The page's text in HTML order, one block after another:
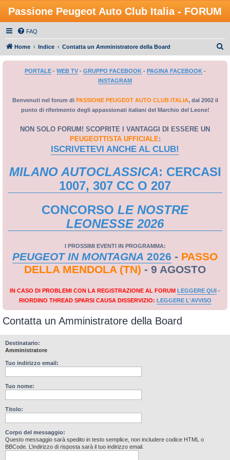
Passione Peugeot Auto Club Italia - FORUM
FAQ
Home Indice Contatta un Amministratore della Board
PORTALE- WEB TV- GRUPPO FACEBOOK- PAGINA FACEBOOK-
INSTAGRAM
Benvenuti nel forum di PASSIONE PEUGEOT AUTO CLUB ITALIA, dal 2002 il
punto di riferimento degli appassionati italiani del Marchio del Leone!
NON SOLO FORUM! SCOPRITE I VANTAGGI DI ESSERE UN
PEUGEOTTISTA UFFICIALE:
ISCRIVETEVI ANCHE AL CLUB!
MILANO AUTOCLASSICA: CERCASI
1007, 307 CC O 207
CONCORSO LE NOSTRE
LEONESSE 2026
I PROSSIMI EVENTI IN PROGRAMMA:
PEUGEOT IN MONTAGNA 2026 - PASSO
DELLA MENDOLA (TN) - 9 AGOSTO
IN CASO DI PROBLEMI CON LA REGISTRAZIONE AL FORUM LEGGERE QUI -
RIORDINO THREAD SPARSI CAUSA DISSERVIZIO: LEGGERE L'AVVISO
Contatta un Amministratore della Board
Destinatario:
Amministratore
Tuo indirizzo email:
Tuo nome:
Titolo:
Corpo del messaggio:
Questo messaggio sarà spedito in testo semplice, non includere codice HTML o
BBCode. L’indirizzo di risposta sarà il tuo indirizzo email.